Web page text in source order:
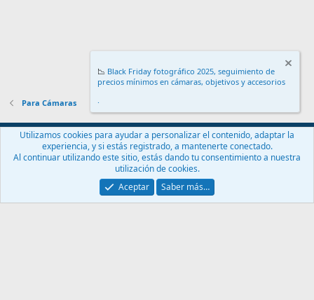
Para Cámaras
Español (ES)
Contáctanos
Términos y reglas Política de privacidad
Ayuda
Community platform by XenForo® © 2010-2024 XenForo Ltd.
📉 Black Friday fotográfico 2025, seguimiento de
precios mínimos en cámaras, objetivos y accesorios
.
Utilizamos cookies para ayudar a personalizar el contenido, adaptar la
experiencia, y si estás registrado, a mantenerte conectado.
Al continuar utilizando este sitio, estás dando tu consentimiento a nuestra
utilización de cookies.
Aceptar
Saber más…